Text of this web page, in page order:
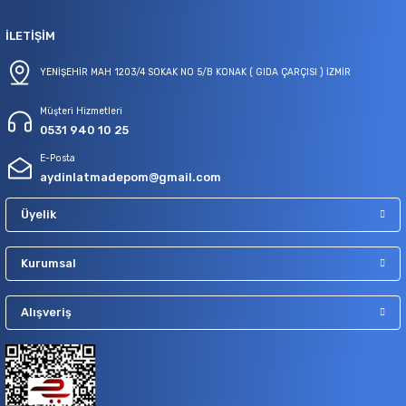
İLETİŞİM
YENİŞEHİR MAH 1203/4 SOKAK NO 5/B KONAK ( GIDA ÇARÇISI ) İZMİR
Müşteri Hizmetleri
0531 940 10 25
E-Posta
aydinlatmadepom@gmail.com
Üyelik
Kurumsal
Alışveriş